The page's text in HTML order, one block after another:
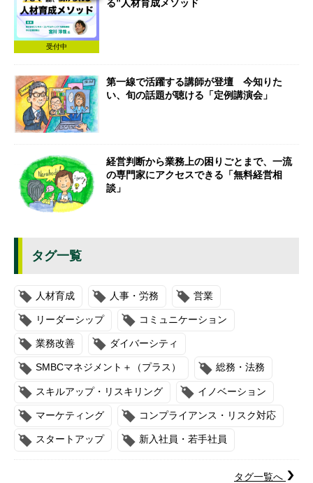
受付中
る”人材育成メソッド
第一線で活躍する講師が登壇 今知りた
い、旬の話題が聴ける「定例講演会」
経営判断から業務上の困りごとまで、一流
の専門家にアクセスできる「無料経営相
談」
タグ一覧
人材育成 人事・労務 営業
リーダーシップ コミュニケーション
業務改善 ダイバーシティ
SMBCマネジメント＋（プラス） 総務・法務
スキルアップ・リスキリング イノベーション
マーケティング コンプライアンス・リスク対応
スタートアップ 新入社員・若手社員
タグ一覧へ